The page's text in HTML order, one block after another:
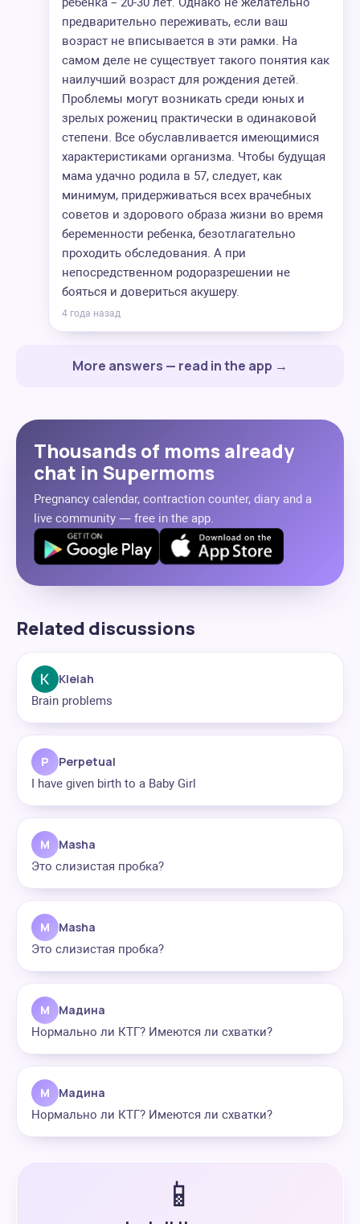
предварительно переживать, если ваш
возраст не вписывается в эти рамки. На
самом деле не существует такого понятия как
наилучший возраст для рождения детей.
Проблемы могут возникать среди юных и
зрелых рожениц практически в одинаковой
степени. Все обуславливается имеющимися
характеристиками организма. Чтобы будущая
мама удачно родила в 57, следует, как
минимум, придерживаться всех врачебных
советов и здорового образа жизни во время
беременности ребенка, безотлагательно
проходить обследования. А при
непосредственном родоразрешении не
бояться и довериться акушеру.
4 года назад
More answers — read in the app →
Thousands of moms already
chat in Supermoms
Pregnancy calendar, contraction counter, diary and a
live community — free in the app.
Related discussions
Kleiah
Brain problems
P Perpetual
I have given birth to a Baby Girl
M Masha
Это слизистая пробка?
M Masha
Это слизистая пробка?
М Мадина
Нормально ли КТГ? Имеются ли схватки?
М Мадина
Нормально ли КТГ? Имеются ли схватки?
📱